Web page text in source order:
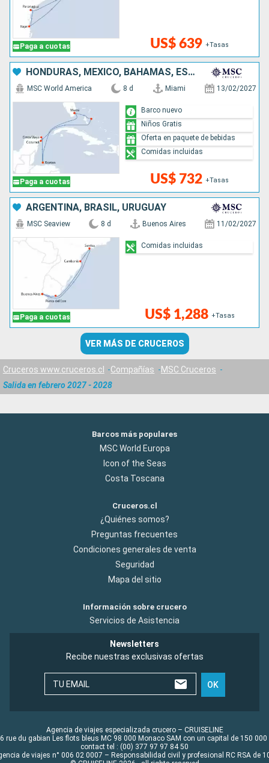
Paga a cuotas US$ 639 +Tasas
HONDURAS, MÉXICO, BAHAMAS, ESTADOS UNIDOS
Paga a cuotas
MSC World America 8 d Miami 13/02/2027
US$ 732 +Tasas
Barco nuevo
Niños Gratis
Oferta en paquete de bebidas
Comidas incluidas
ARGENTINA, BRASIL, URUGUAY
Paga a cuotas
MSC Seaview 8 d Buenos Aires 11/02/2027
US$ 1,288 +Tasas
Comidas incluidas
VER MÁS DE CRUCEROS
Cruceros www.cruceros.cl Compañías
MSC Cruceros
Salida en febrero 2027 - 2028
Barcos más populares
MSC World Europa
Icon of the Seas
Costa Toscana
Cruceros.cl
¿Quiénes somos?
Preguntas frecuentes
Condiciones generales de venta
Seguridad
Mapa del sitio
Información sobre crucero
Servicios de Asistencia
Newsletters
Recibe nuestras exclusivas ofertas
TU EMAIL OK
Agencia de viajes especializada crucero – CRUISELINE
rue du gabian Les flots bleus MC 98 000 Monaco SAM con un capital de 150 000
contact tel : (00) 377 97 97 84 50
de viajes n° 006 02 0007 – Responsabilidad civil y profesional RC RSA de